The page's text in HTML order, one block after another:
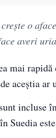
o
averi
mai
aceștia
incluse
Suedia